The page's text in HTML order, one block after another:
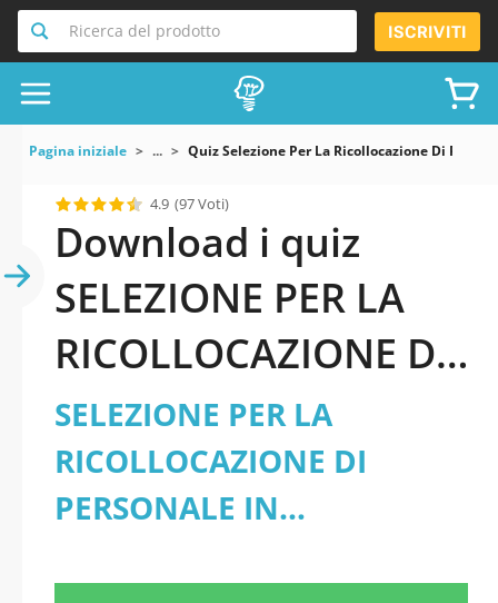
Ricerca del prodotto ISCRIVITI
Pagina iniziale ... Quiz Selezione Per La Ricollocazione Di
4.9 (97 Voti)
Download i quiz
SELEZIONE PER LA
RICOLLOCAZIONE DI
PERSONALE IN
DISPONIBILITÀ, AI
SENSI DEGLI ARTT.
33, 34 E 34 BIS DEL
SELEZIONE PER LA
RICOLLOCAZIONE DI
PERSONALE IN